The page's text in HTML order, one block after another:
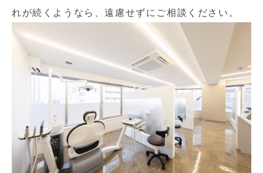
れが続くようなら、遠慮せずにご相談ください。